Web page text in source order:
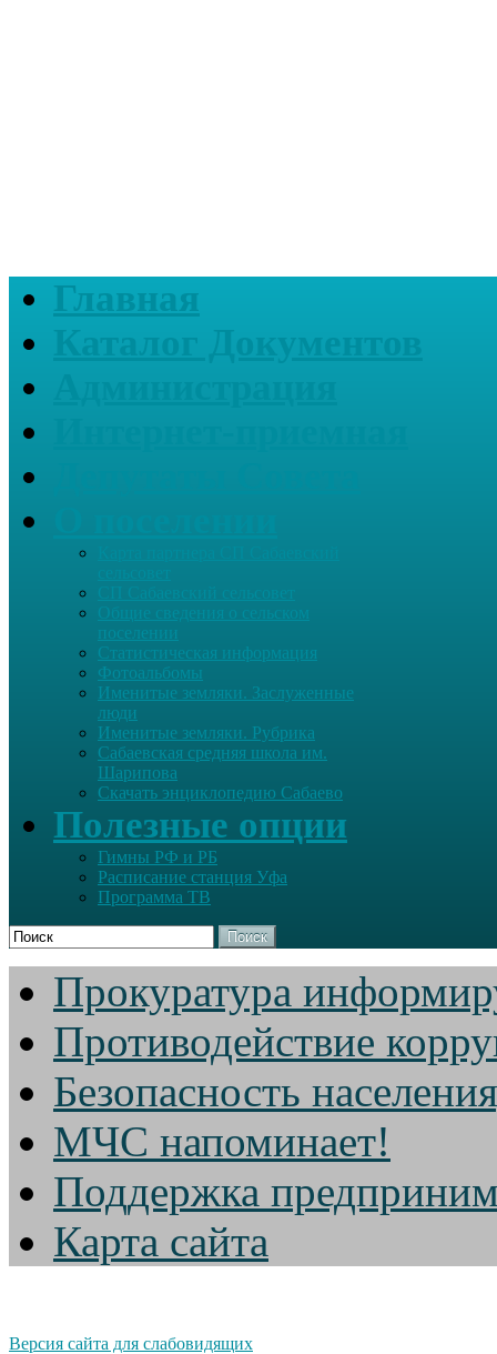
Главная
Общие сведения о сельском
поселении
Статистическая информация
Фотоальбомы
Именитые земляки. Заслуженные
люди
Именитые земляки. Рубрика
Сабаевская средняя школа им.
Шарипова
Скачать энциклопедию Сабаево
Полезные опции
Гимны РФ и РБ
Расписание станция Уфа
Программа ТВ
Поиск
Прокуратура
Противодействие
Безопасность
МЧС напоминает!
Поддержка
Карта сайта
Версия сайта для слабовидящих